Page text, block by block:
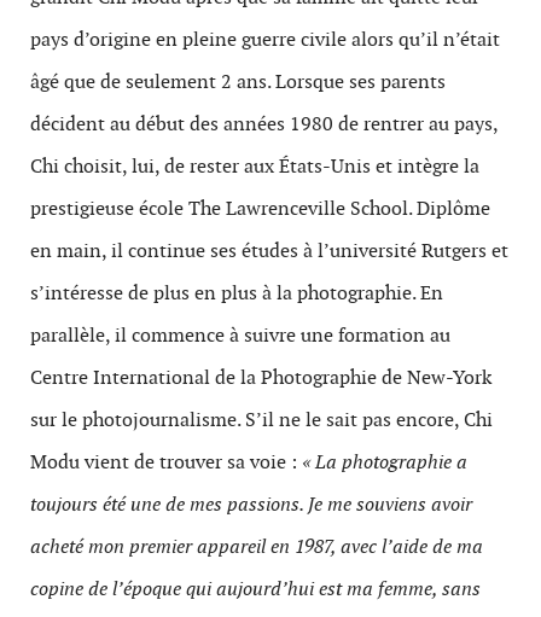
pays d’origine en pleine guerre civile alors qu’il n’était
âgé que de seulement 2 ans. Lorsque ses parents
décident au début des années 1980 de rentrer au pays,
Chi choisit, lui, de rester aux États-Unis et intègre la
prestigieuse école The Lawrenceville School. Diplôme
en main, il continue ses études à l’université Rutgers et
s’intéresse de plus en plus à la photographie. En
parallèle, il commence à suivre une formation au
Centre International de la Photographie de New-York
sur le photojournalisme. S’il ne le sait pas encore, Chi
Modu vient de trouver sa voie : « La photographie a
toujours été une de mes passions. Je me souviens avoir
acheté mon premier appareil en 1987, avec l’aide de ma
copine de l’époque qui aujourd’hui est ma femme, sans